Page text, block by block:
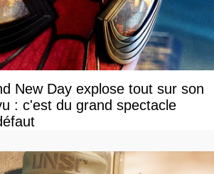
New Day explose tout sur son
: c'est du grand spectacle